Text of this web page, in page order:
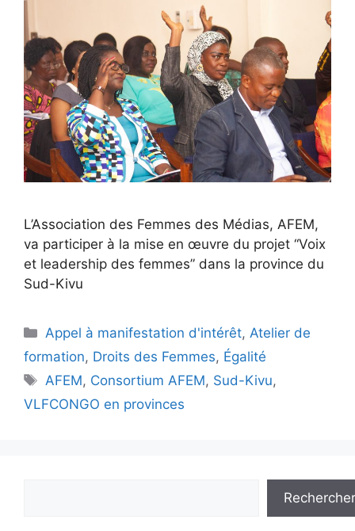
L’Association des Femmes des Médias, AFEM,
va participer à la mise en œuvre du projet “Voix
et leadership des femmes” dans la province du
Sud-Kivu
Appel à manifestation d'intérêt,Atelier de
formation, Droits des Femmes, Égalité
AFEM, Consortium AFEM, Sud-Kivu,
VLFCONGO en provinces
Rechercher